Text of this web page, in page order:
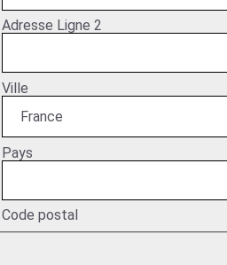
Adresse Ligne 2
Ville
Pays
Code postal